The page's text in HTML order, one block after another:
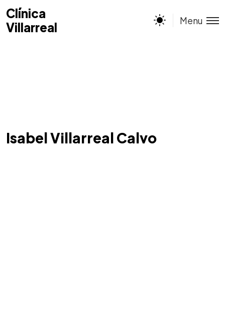
Clínica
Villarreal
Clínica
Villarreal
Menu
Isabel Villarreal Calvo